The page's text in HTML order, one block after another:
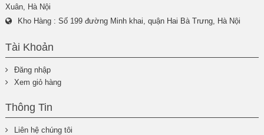
Xuân, Hà Nội
Kho Hàng : Số 199 đường Minh khai, quận Hai Bà Trưng, Hà Nội
Tài Khoản
Đăng nhập
Xem giỏ hàng
Thông Tin
Liên hệ chúng tôi